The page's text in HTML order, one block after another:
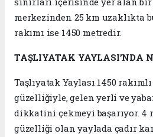
merkezinden 25 km uzaklıkta
rakımı ise 1450 metredir.
TAŞLIYATAK YAYLASI’NDA
Taşlıyatak Yaylası 1450
güzelliğiyle, gelen yerli ve
dikkatini çekmeyi başarıyor. 4
güzelliği olan yaylada çadır